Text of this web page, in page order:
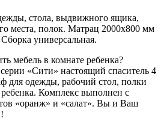
стола, выдвижного ящика,
места, полок. Матрац 2000х800 мм
универсальная.
мебель в комнате ребенка?
«Сити» настоящий спаситель 4
для одежды, рабочий стол, полки
Комплекс выполнен с
«оранж» и «салат». Вы и Ваш